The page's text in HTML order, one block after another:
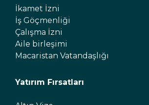
İkamet İzni
İş Göçmenliği
Çalışma İzni
Aile birleşimi
Macaristan Vatandaşlığı
Yatırım Fırsatları